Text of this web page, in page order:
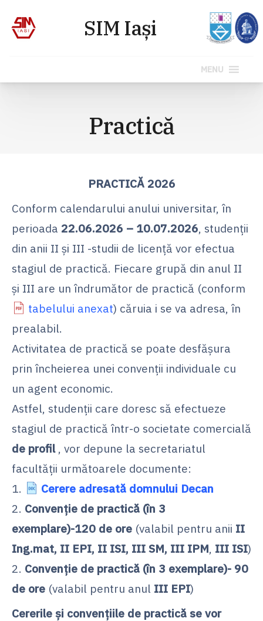
MENU
Practică
PRACTICĂ 2026
Conform calendarului anului universitar, în
perioada 22.06.2026 – 10.07.2026, studenții
din anii II și III -studii de licență vor efectua
stagiul de practică. Fiecare grupă din anul II
și III are un îndrumător de practică (conform
tabelului anexat) căruia i se va adresa, în
prealabil.
Activitatea de practică se poate desfășura
prin încheierea unei convenții individuale cu
un agent economic.
Astfel, studenții care doresc să efectueze
stagiul de practică într-o societate comercială
de profil, vor depune la secretariatul
facultății următoarele documente:
1.
Cerere adresată domnului Decan
2. Convenție de practică (în 3
exemplare)-120 de ore (valabil pentru anii II
Ing.mat, II EPI, II ISI, III SM, III IPM, III ISI)
2. Convenție de practică (în 3 exemplare)- 90
de ore (valabil pentru anul III EPI)
Cererile și convențiile de practică se vor